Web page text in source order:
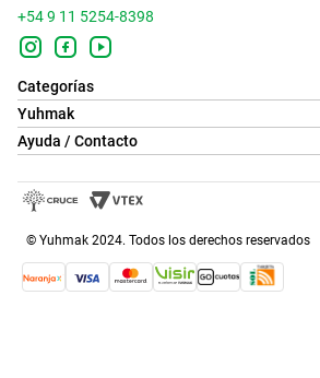
+54 9 11 5254-8398
Categorías
Yuhmak
Ayuda / Contacto
© Yuhmak 2024. Todos los derechos reservados